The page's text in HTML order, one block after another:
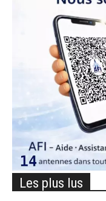
Les plus lus